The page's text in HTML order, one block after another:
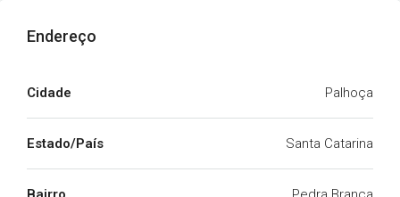
Endereço
Cidade Palhoça
Estado/País Santa Catarina